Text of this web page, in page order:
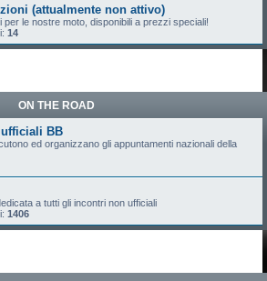
(attualmente non attivo)
per le nostre moto, disponibili a prezzi speciali!
14
ON THE ROAD
BB
ed organizzano gli appuntamenti nazionali della
a tutti gli incontri non ufficiali
1406